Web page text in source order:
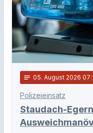
notes 05. August 2026
Polizeieinsatz
Staudach-